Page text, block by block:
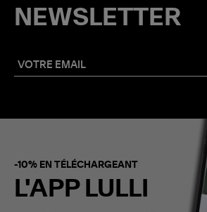
NEWSLETTER
-10% EN TÉLÉCHARGEANT
L'APP LULLI